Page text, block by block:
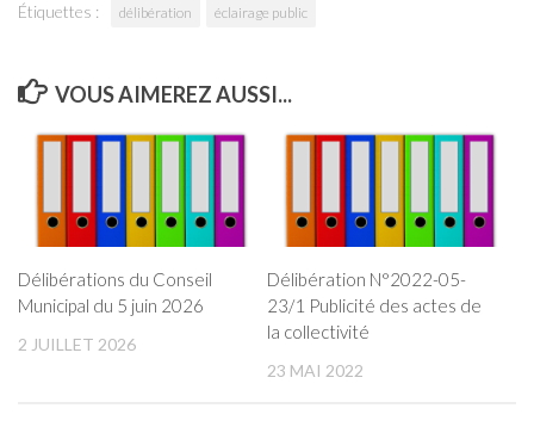
Étiquettes : délibération éclairage public
VOUS AIMEREZ AUSSI...
Délibérations du Conseil
Municipal du 5 juin 2026
2 JUILLET 2026
Délibération N°2022-05-
23/1 Publicité des actes de
la collectivité
23 MAI 2022